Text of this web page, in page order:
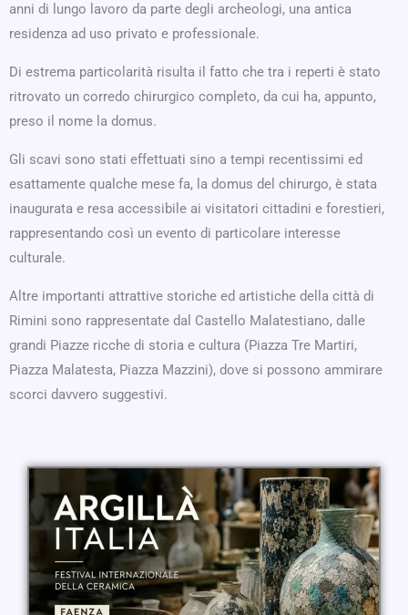
anni di lungo lavoro da parte degli archeologi, una antica
residenza ad uso privato e professionale.
Di estrema particolarità risulta il fatto che tra i reperti è stato
ritrovato un corredo chirurgico completo, da cui ha, appunto,
preso il nome la domus.
Gli scavi sono stati effettuati sino a tempi recentissimi ed
esattamente qualche mese fa, la domus del chirurgo, è stata
inaugurata e resa accessibile ai visitatori cittadini e forestieri,
rappresentando così un evento di particolare interesse
culturale.
Altre importanti attrattive storiche ed artistiche della città di
Rimini sono rappresentate dal Castello Malatestiano, dalle
grandi Piazze ricche di storia e cultura (Piazza Tre Martiri,
Piazza Malatesta, Piazza Mazzini), dove si possono ammirare
scorci davvero suggestivi.